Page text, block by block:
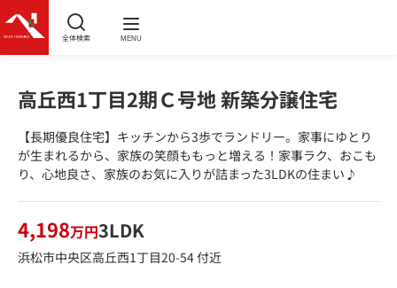
全体検索 MENU
高丘西1丁目2期Ｃ号地 新築分譲住宅
【長期優良住宅】キッチンから3歩でランドリー。家事にゆとり
が生まれるから、家族の笑顔ももっと増える！家事ラク、おこも
り、心地良さ、家族のお気に入りが詰まった3LDKの住まい♪
4,198万円3LDK
浜松市中央区高丘西1丁目20-54 付近